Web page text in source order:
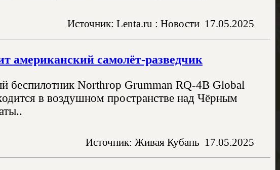
Источник: Lenta.ru : Новости 17.05.2025
американский самолёт-разведчик
беспилотник Northrop Grumman RQ-4B Global
в воздушном пространстве над Чёрным
Источник: Живая Кубань 17.05.2025